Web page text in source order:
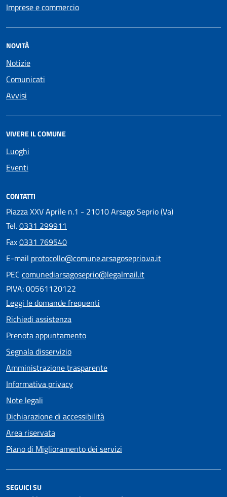
Imprese e commercio
NOVITÀ
Notizie
Comunicati
Avvisi
VIVERE IL COMUNE
Luoghi
Eventi
CONTATTI
Piazza XXV Aprile n.1 - 21010 Arsago Seprio (Va)
Tel.0331 299911
Fax0331 769540
E-mail protocollo@comune.arsagoseprio.va.it
PEC comunediarsagoseprio@legalmail.it
PIVA: 00561120122
Leggi le domande frequenti
Richiedi assistenza
Prenota appuntamento
Segnala disservizio
Amministrazione trasparente
Informativa privacy
Note legali
Dichiarazione di accessibilità
Area riservata
Piano di Miglioramento dei servizi
SEGUICI SU